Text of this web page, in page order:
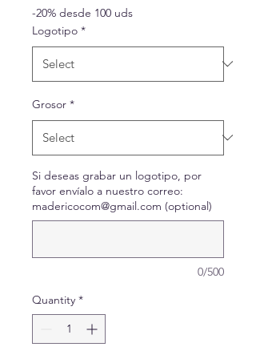
-20% desde 100 uds
Logotipo *
Grosor *
Si deseas grabar un logotipo, por
favor envíalo a nuestro correo:
madericocom@gmail.com (optional)
0/500
Quantity *